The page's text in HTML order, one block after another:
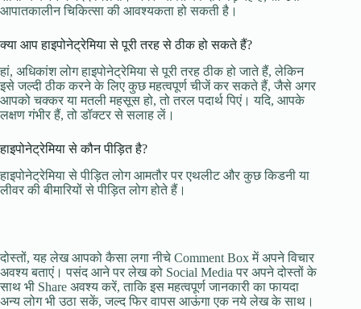
आपातकालीन चिकित्सा की आवश्यकता हो सकती है।
क्या आप हाइपोनेट्रेमिया से पूरी तरह से ठीक हो सकते हैं?
हां, अधिकांश लोग हाइपोनेट्रेमिया से पूरी तरह ठीक हो जाते हैं, लेकिन
इसे जल्दी ठीक करने के लिए कुछ महत्वपूर्ण चीजें कर सकते हैं, जैसे अगर
आपको चक्कर या मतली महसूस हो, तो तरल पदार्थ पिएं। यदि, आपके
लक्षण गंभीर हैं, तो डॉक्टर से सलाह लें।
हाइपोनेट्रेमिया से कौन पीड़ित है?
हाइपोनेट्रेमिया से पीड़ित लोग आमतौर पर एथलीट और कुछ किडनी या
लीवर की बीमारियों से पीड़ित लोग होते हैं।
दोस्तों, यह लेख आपको कैसा लगा नीचे Comment Box में अपने विचार
अवश्य बताएं। पसंद आने पर लेख को Social Media पर अपने दोस्तों के
साथ भी Share अवश्य करें, ताकि इस महत्वपूर्ण जानकारी का फायदा
अन्य लोग भी उठा सकें, जल्द फिर वापस आऊंगा एक नये लेख के साथ।